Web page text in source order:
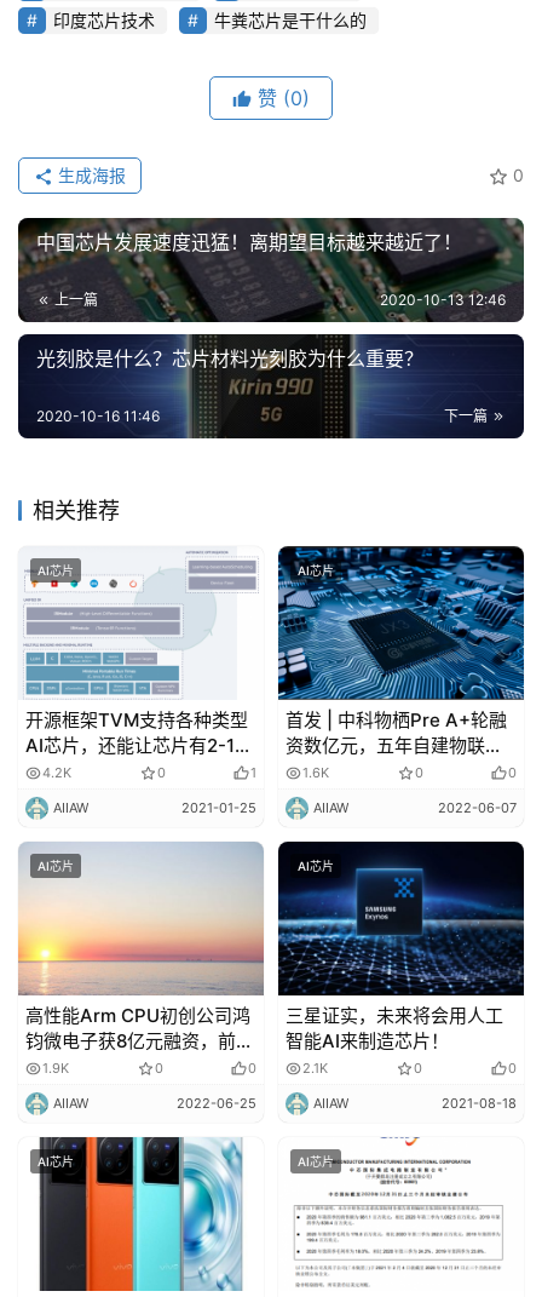
印度芯片技术
牛粪芯片是干什么的
赞 (0)
0
生成海报
中国芯片发展速度迅猛！离期望目标越来越近了！
上一篇 2020-10-13 12:46
光刻胶是什么？芯片材料光刻胶为什么重要？
下一篇
2020-10-16 11:46
相关推荐
AI芯片
开源框架TVM支持各种类型
AI芯片，还能让芯片有2-10
倍的提升！
4.2K 0 1
AIIAW 2021-01-25
AI芯片
首发 | 中科物栖Pre A+轮融
资数亿元，五年自建物联网
版Wintel
1.6K 0 0
AIIAW 2022-06-07
AI芯片
高性能Arm CPU初创公司鸿
钧微电子获8亿元融资，前浪
潮副总裁创立
1.9K 0 0
AIIAW 2022-06-25
AI芯片
三星证实，未来将会用人工
智能AI来制造芯片！
2.1K 0 0
AIIAW 2021-08-18
AI芯片 AI芯片